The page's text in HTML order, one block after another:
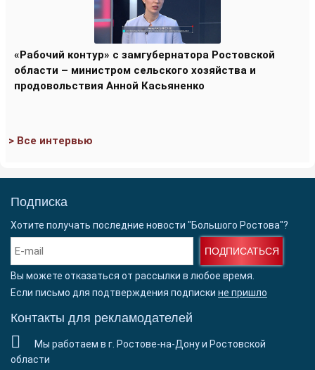
«Рабочий контур» с замгубернатора Ростовской
области – министром сельского хозяйства и
продовольствия Анной Касьяненко
> Все интервью
Подписка
Хотите получать последние новости "Большого Ростова"?
ПОДПИСАТЬСЯ
Вы можете отказаться от рассылки в любое время.
Если письмо для подтверждения подписки не пришло
Контакты для рекламодателей
Мы работаем в г. Ростове-на-Дону и Ростовской
области